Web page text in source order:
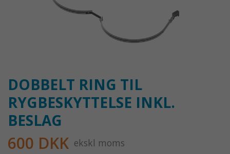
DOBBELT RING TIL
RYGBESKYTTELSE INKL.
BESLAG
600 DKK ekskl moms